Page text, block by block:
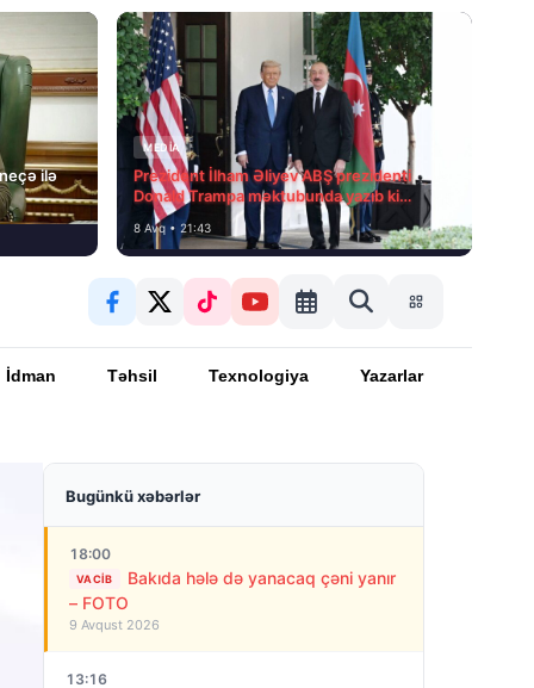
ilə
MEDİA
Prezident İlham Əliyev ABŞ prezidenti
Donald Trampa məktubunda yazıb ki…
8 Avq • 21:43
İdman Təhsil Texnologiya Yazarlar
Bugünkü xəbərlər
18:00
VACIB
Bakıda hələ də yanacaq çəni yanır
– FOTO
9 Avqust 2026
13:16